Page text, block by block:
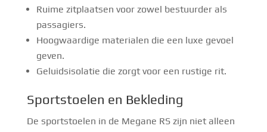
Ruime zitplaatsen voor zowel bestuurder als
passagiers.
Hoogwaardige materialen die een luxe gevoel
geven.
Geluidsisolatie die zorgt voor een rustige rit.
Sportstoelen en Bekleding
De sportstoelen in de Megane RS zijn niet alleen